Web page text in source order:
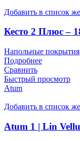
Добавить в список
Кесто 2 Плюс –
Напольные покрытия
Подробнее
Сравнить
Быстрый просмотр
Atum
Добавить в список
Atum 1 | Lin